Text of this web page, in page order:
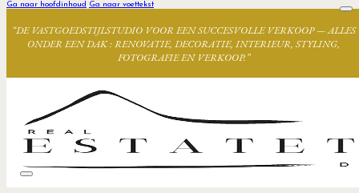
Ga naar hoofdinhoud Ga naar voettekst
“DE VASTGOEDSTIJLSTUDIO VOOR EEN SUCCESVOLLE VERKOOP — ALLES
ONDER EEN DAK : RENOVATIE, DECORATIE, INTERIEUR, STYLING,
FOTOGRAFIE EN VERKOOP.”